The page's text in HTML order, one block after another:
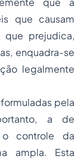
que causam
que prejudica,
enquadra-se
legalmente
pela
a de
o controle da
ampla. Esta